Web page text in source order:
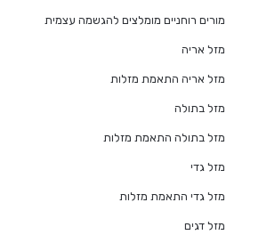
מורים רוחניים מומלצים להגשמה עצמית
מזל אריה
מזל אריה התאמת מזלות
מזל בתולה
מזל בתולה התאמת מזלות
מזל גדי
מזל גדי התאמת מזלות
מזל דגים